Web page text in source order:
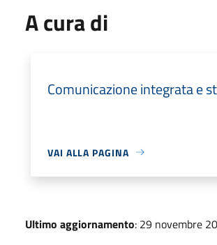
A cura di
Comunicazione integrata e
VAI ALLA PAGINA
Ultimo aggiornamento: 29 novembre